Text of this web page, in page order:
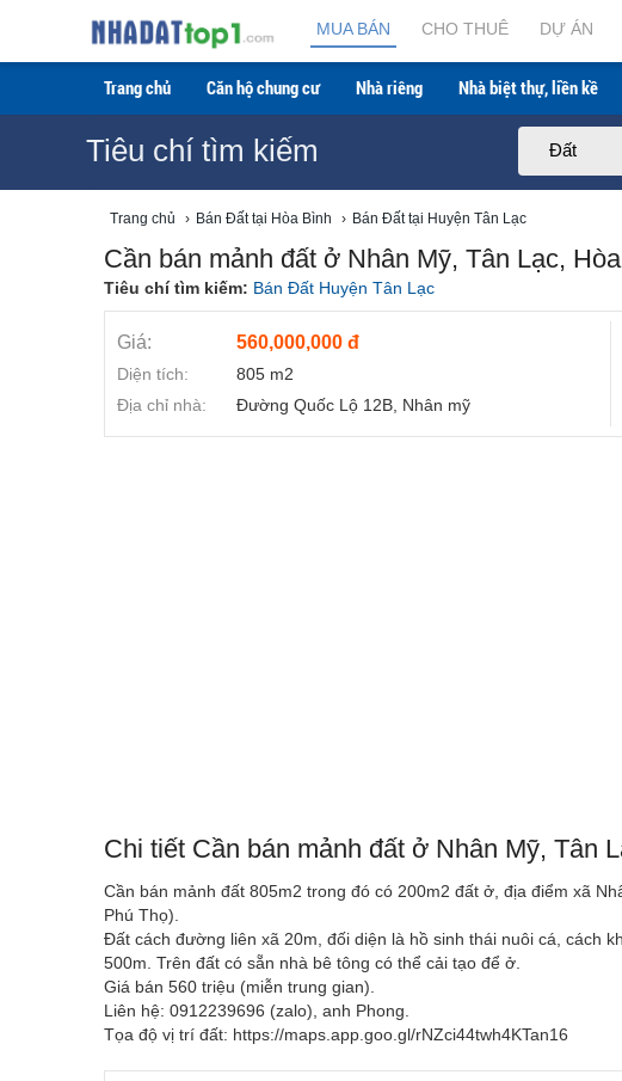
MUA BÁN CHO THUÊ DỰ ÁN
Trang chủ Căn hộ chung cư Nhà riêng Nhà biệt thự, liền kề
Tiêu chí tìm kiếm Đất
Trang chủ › Bán Đất tại Hòa Bình › Bán Đất tại Huyện Tân Lạc
Cần bán mảnh đất ở Nhân Mỹ, Tân Lạc,
Tiêu chí tìm kiếm: Bán Đất Huyện Tân Lạc
Giá: 560,000,000 đ
Diện tích:
805 m2
Địa chỉ nhà:
Đường Quốc Lộ 12B, Nhân mỹ
Chi tiết Cần bán mảnh đất ở Nhân Mỹ, Tân
Cần bán mảnh đất 805m2 trong đó có 200m2 đất ở, địa điểm xã
Phú Thọ).
Đất cách đường liên xã 20m, đối diện là hồ sinh thái nuôi cá, cách
500m. Trên đất có sẵn nhà bê tông có thể cải tạo để ở.
Giá bán 560 triệu (miễn trung gian).
Liên hệ: 0912239696 (zalo), anh Phong.
Tọa độ vị trí đất: https://maps.app.goo.gl/rNZci44twh4KTan16